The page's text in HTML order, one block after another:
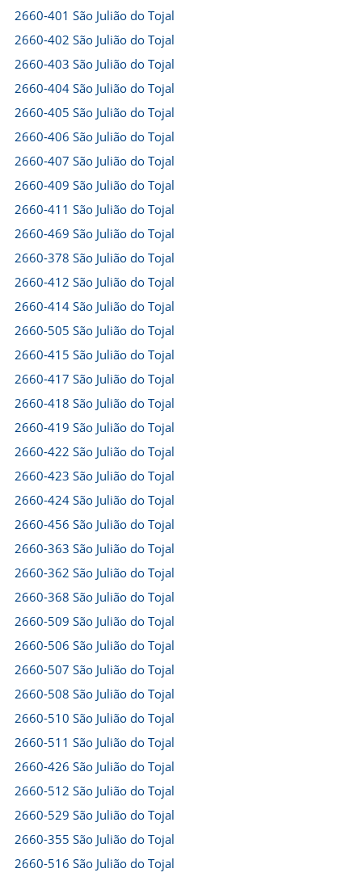
2660-401 São Julião do Tojal
2660-402 São Julião do Tojal
2660-403 São Julião do Tojal
2660-404 São Julião do Tojal
2660-405 São Julião do Tojal
2660-406 São Julião do Tojal
2660-407 São Julião do Tojal
2660-409 São Julião do Tojal
2660-411 São Julião do Tojal
2660-469 São Julião do Tojal
2660-378 São Julião do Tojal
2660-412 São Julião do Tojal
2660-414 São Julião do Tojal
2660-505 São Julião do Tojal
2660-415 São Julião do Tojal
2660-417 São Julião do Tojal
2660-418 São Julião do Tojal
2660-419 São Julião do Tojal
2660-422 São Julião do Tojal
2660-423 São Julião do Tojal
2660-424 São Julião do Tojal
2660-456 São Julião do Tojal
2660-363 São Julião do Tojal
2660-362 São Julião do Tojal
2660-368 São Julião do Tojal
2660-509 São Julião do Tojal
2660-506 São Julião do Tojal
2660-507 São Julião do Tojal
2660-508 São Julião do Tojal
2660-510 São Julião do Tojal
2660-511 São Julião do Tojal
2660-426 São Julião do Tojal
2660-512 São Julião do Tojal
2660-529 São Julião do Tojal
2660-355 São Julião do Tojal
2660-516 São Julião do Tojal